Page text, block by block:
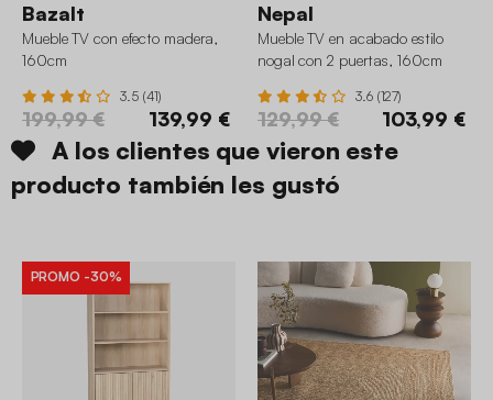
Bazalt
Mueble TV con efecto madera,
160cm
3.5 (41)
199,99 € 139,99 €
Nepal
Mueble TV en acabado estilo
nogal con 2 puertas, 160cm
3.6 (127)
129,99 € 103,99 €
A los clientes que vieron este
producto también les gustó
PROMO -30%